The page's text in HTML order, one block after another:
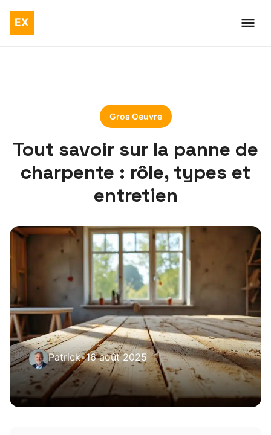
Gros Oeuvre
Tout savoir sur la panne de
charpente : rôle, types et
entretien
Patrick•16 août 2025